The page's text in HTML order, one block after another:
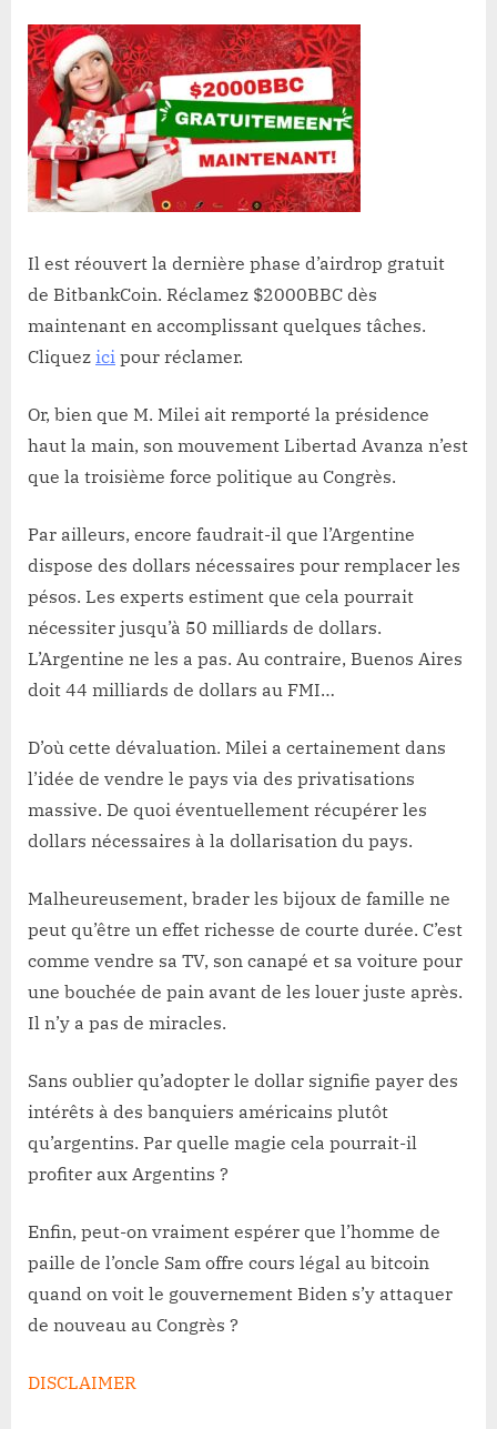
Il est réouvert la dernière phase d’airdrop gratuit
de BitbankCoin. Réclamez $2000BBC dès
maintenant en accomplissant quelques tâches.
Cliquez ici pour réclamer.
Or, bien que M. Milei ait remporté la présidence
haut la main, son mouvement Libertad Avanza n’est
que la troisième force politique au Congrès.
Par ailleurs, encore faudrait-il que l’Argentine
dispose des dollars nécessaires pour remplacer les
pésos. Les experts estiment que cela pourrait
nécessiter jusqu’à 50 milliards de dollars.
L’Argentine ne les a pas. Au contraire, Buenos Aires
doit 44 milliards de dollars au FMI…
D’où cette dévaluation. Milei a certainement dans
l’idée de vendre le pays via des privatisations
massive. De quoi éventuellement récupérer les
dollars nécessaires à la dollarisation du pays.
Malheureusement, brader les bijoux de famille ne
peut qu’être un effet richesse de courte durée. C’est
comme vendre sa TV, son canapé et sa voiture pour
une bouchée de pain avant de les louer juste après.
Il n’y a pas de miracles.
Sans oublier qu’adopter le dollar signifie payer des
intérêts à des banquiers américains plutôt
qu’argentins. Par quelle magie cela pourrait-il
profiter aux Argentins ?
Enfin, peut-on vraiment espérer que l’homme de
paille de l’oncle Sam offre cours légal au bitcoin
quand on voit le gouvernement Biden s’y attaquer
de nouveau au Congrès ?
DISCLAIMER